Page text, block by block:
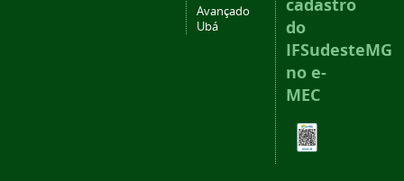
Avançado
Ubá
cadastro
do
IFSudesteMG
no e-
MEC